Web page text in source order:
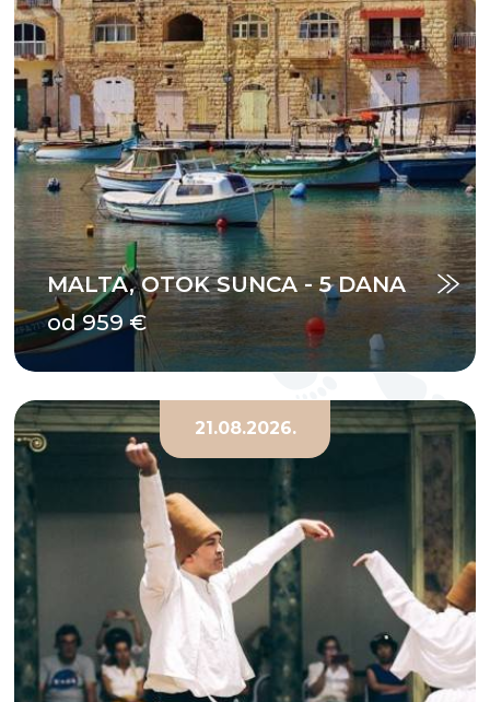
MALTA, OTOK SUNCA - 5 DANA
od 959 €
21.08.2026.